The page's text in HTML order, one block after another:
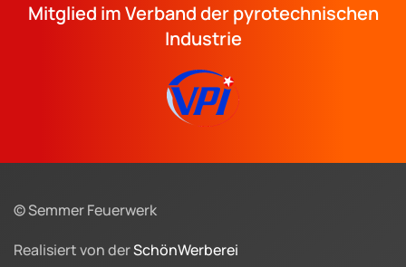
Mitglied im Verband der pyrotechnischen
Industrie
© Semmer Feuerwerk
Realisiert von derSchönWerberei